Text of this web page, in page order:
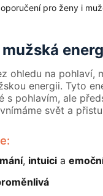
pro ženy i
ohledu na pohlaví,
energii. Tyto
s pohlavím, ale
svět a
, intuici a